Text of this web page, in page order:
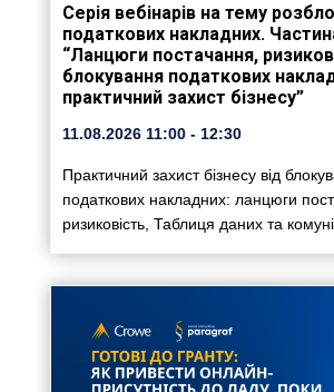
Серія вебінарів на тему
податкових накладних.
“Ланцюги постачання,
блокування податкових
практичний захист бізнесу”
11.08.202611:00- 12:30
Практичний захист бізнесу від
податкових накладних: ланцюги
ризиковість, Таблиця даних та